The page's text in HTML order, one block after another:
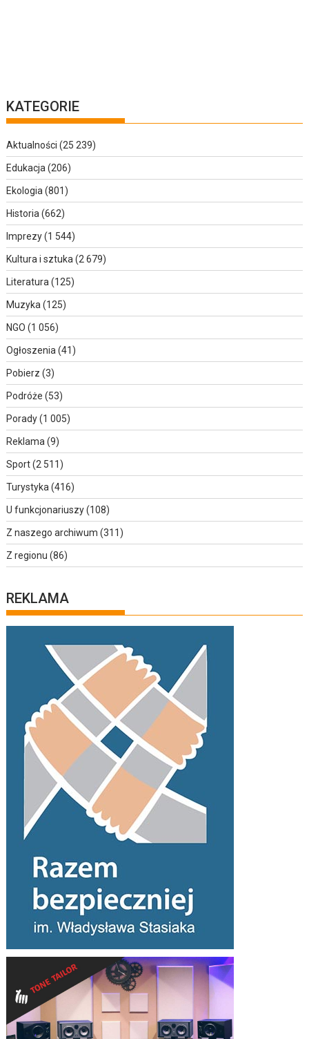
KATEGORIE
Aktualności (25 239)
Edukacja(206)
Ekologia(801)
Historia(662)
Imprezy(1 544)
Kultura i sztuka(2 679)
Literatura(125)
Muzyka(125)
NGO (1 056)
Ogłoszenia(41)
Pobierz (3)
Podróże (53)
Porady(1 005)
Reklama(9)
Sport(2 511)
Turystyka(416)
U funkcjonariuszy(108)
Z naszego archiwum (311)
Z regionu (86)
REKLAMA